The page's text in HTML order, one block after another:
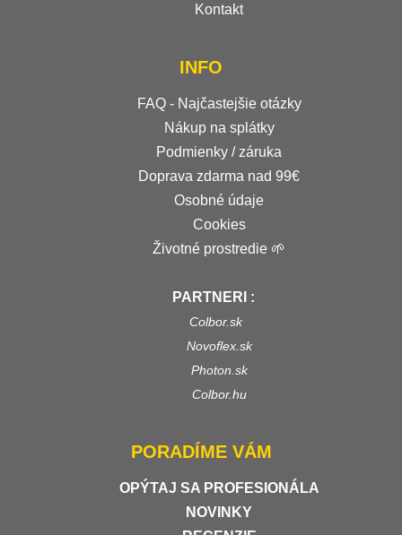
Kontakt
INFO
FAQ - Najčastejšie otázky
Nákup na splátky
Podmienky / záruka
Doprava zdarma nad 99€
Osobné údaje
Cookies
Životné prostredie 🌱
PARTNERI :
Colbor.sk
Novoflex.sk
Photon.sk
Colbor.hu
PORADÍME VÁM
OPÝTAJ SA PROFESIONÁLA
NOVINKY